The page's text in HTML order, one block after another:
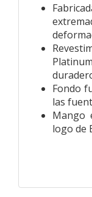
Fondo
las
Mango
logo de